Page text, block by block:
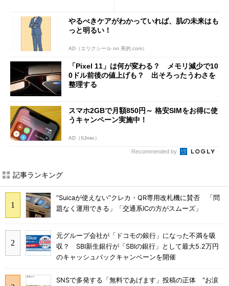
やるべきケアがわかっていれば、肌の未来はも
っと明るい！
AD（エリクシール on 美的.com）
「Pixel 11」は何が変わる？ メモリ減少で10
0ドル前後の値上げも？ 出そろったうわさを
整理する
スマホ2GBで月額850円～ 格安SIMをお得に使
うキャンペーン実施中！
AD（IIJmio）
Recommended by
記事ランキング
“Suicaが使えない”クレカ・QR専用改札機に賛否 「問
題なく運用できる」「交通系ICの方がスムーズ」
元グループ会社が「ドコモの銀行」になった不満を吸
収？ SBI新生銀行が「SBIの銀行」として最大5.2万円
のキャッシュバックキャンペーンを開催
SNSで多発する「無料であげます」投稿の正体 “お涙